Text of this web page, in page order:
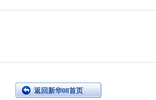
返回新华08首页